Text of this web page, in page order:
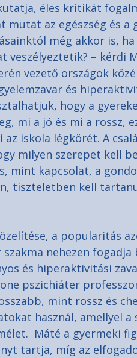
éles kritikát
az egészség és a
még akkor is, ha
veszélyeztetik? – kérdi
vezető országok
és
hogy a
mi a jó és mi a rossz,
az iskola légkörét. A
milyen szerepet kell
mint kapcsolat, a
tiszteletben kell
a popularitás
nehezen fogadja
és hiperaktivitási
pszichiáter
mint rossz és
használ, amellyel
Máté a gyermeki
tartja, míg az